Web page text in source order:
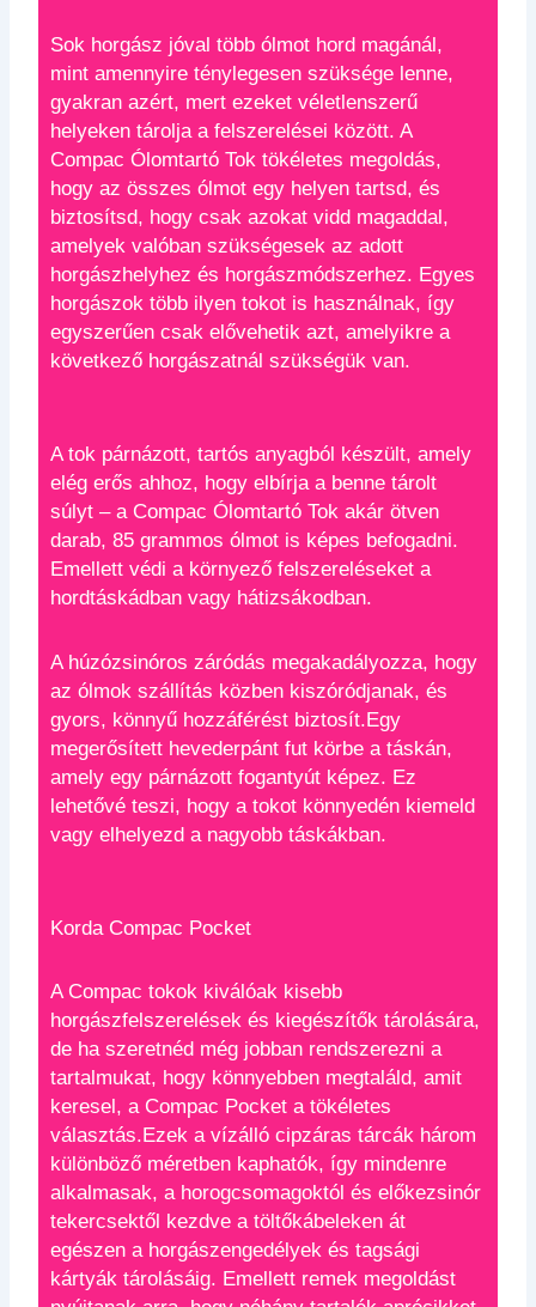
Sok horgász jóval több ólmot hord magánál,
mint amennyire ténylegesen szüksége lenne,
gyakran azért, mert ezeket véletlenszerű
helyeken tárolja a felszerelései között. A
Compac Ólomtartó Tok tökéletes megoldás,
hogy az összes ólmot egy helyen tartsd, és
biztosítsd, hogy csak azokat vidd magaddal,
amelyek valóban szükségesek az adott
horgászhelyhez és horgászmódszerhez. Egyes
horgászok több ilyen tokot is használnak, így
egyszerűen csak elővehetik azt, amelyikre a
következő horgászatnál szükségük van.
A tok párnázott, tartós anyagból készült, amely
elég erős ahhoz, hogy elbírja a benne tárolt
súlyt – a Compac Ólomtartó Tok akár ötven
darab, 85 grammos ólmot is képes befogadni.
Emellett védi a környező felszereléseket a
hordtáskádban vagy hátizsákodban.
A húzózsinóros záródás megakadályozza, hogy
az ólmok szállítás közben kiszóródjanak, és
gyors, könnyű hozzáférést biztosít.Egy
megerősített hevederpánt fut körbe a táskán,
amely egy párnázott fogantyút képez. Ez
lehetővé teszi, hogy a tokot könnyedén kiemeld
vagy elhelyezd a nagyobb táskákban.
Korda Compac Pocket
A Compac tokok kiválóak kisebb
horgászfelszerelések és kiegészítők tárolására,
de ha szeretnéd még jobban rendszerezni a
tartalmukat, hogy könnyebben megtaláld, amit
keresel, a Compac Pocket a tökéletes
választás.Ezek a vízálló cipzáras tárcák három
különböző méretben kaphatók, így mindenre
alkalmasak, a horogcsomagoktól és előkezsinór
tekercsektől kezdve a töltőkábeleken át
egészen a horgászengedélyek és tagsági
kártyák tárolásáig. Emellett remek megoldást